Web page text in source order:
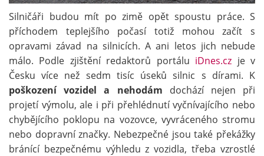
Silničáři budou mít po zimě opět spoustu práce. S
příchodem teplejšího počasí totiž mohou začít s
opravami závad na silnicích. A ani letos jich nebude
málo. Podle zjištění redaktorů portálu iDnes.cz je v
Česku více než sedm tisíc úseků silnic s dírami. K
poškození vozidel a nehodám dochází nejen při
projetí výmolu, ale i při přehlédnutí vyčnívajícího nebo
chybějícího poklopu na vozovce, vyvráceného stromu
nebo dopravní značky. Nebezpečné jsou také překážky
bránící bezpečnému výhledu z vozidla, třeba vzrostlé